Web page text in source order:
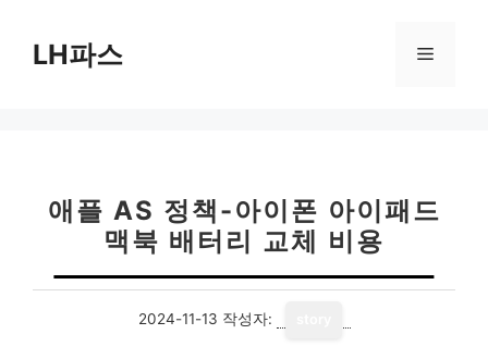
LH파스 메
애플 AS 정책-아이폰 아이패드
맥북 배터리 교체 비용
2024-11-13 작성자: